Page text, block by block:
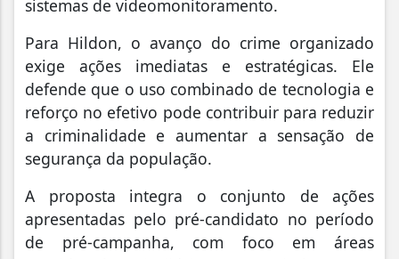
sistemas de videomonitoramento.
Para Hildon, o avanço do crime organizado
exige ações imediatas e estratégicas. Ele
defende que o uso combinado de tecnologia e
reforço no efetivo pode contribuir para reduzir
a criminalidade e aumentar a sensação de
segurança da população.
A proposta integra o conjunto de ações
apresentadas pelo pré-candidato no período
de pré-campanha, com foco em áreas